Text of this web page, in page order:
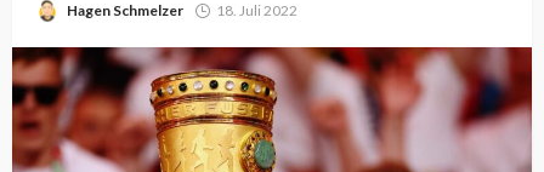
Hagen Schmelzer 18. Juli 2022